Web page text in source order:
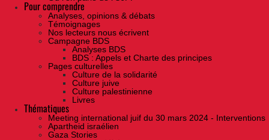
Pour comprendre
Analyses, opinions & débats
Témoignages
Nos lecteurs nous écrivent
Campagne BDS
Analyses BDS
BDS : Appels et Charte des principes
Pages culturelles
Culture de la solidarité
Culture juive
Culture palestinienne
Livres
Thématiques
Meeting international juif du 30 mars 2024 - Interventions
Apartheid israélien
Gaza Stories